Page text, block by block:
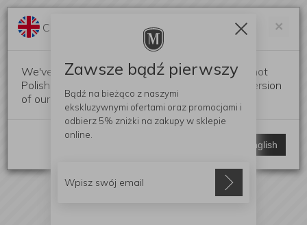
×
Change language?
We've detected that your browser language is not
Polish. Would you like to switch to the English version
of our website?
Switch to English
Zawsze bądź pierwszy
Bądź na bieżąco z naszymi
ekskluzywnymi ofertami oraz promocjami i
odbierz 5% zniżki na zakupy w sklepie
online.